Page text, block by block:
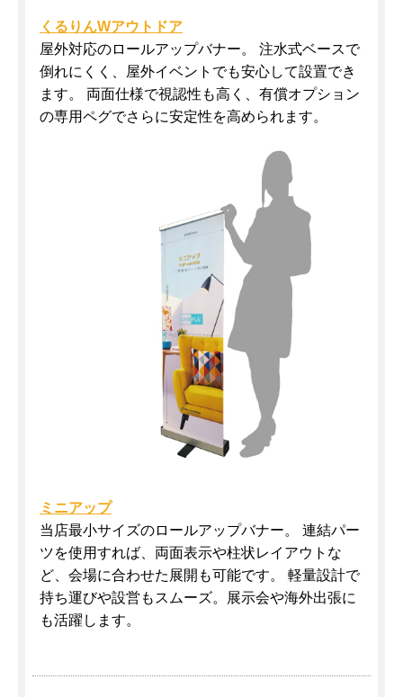
くるりんWアウトドア
屋外対応のロールアップバナー。 注水式ベースで
倒れにくく、屋外イベントでも安心して設置でき
ます。 両面仕様で視認性も高く、有償オプション
の専用ペグでさらに安定性を高められます。
ミニアップ
当店最小サイズのロールアップバナー。 連結パー
ツを使用すれば、両面表示や柱状レイアウトな
ど、会場に合わせた展開も可能です。 軽量設計で
持ち運びや設営もスムーズ。展示会や海外出張に
も活躍します。